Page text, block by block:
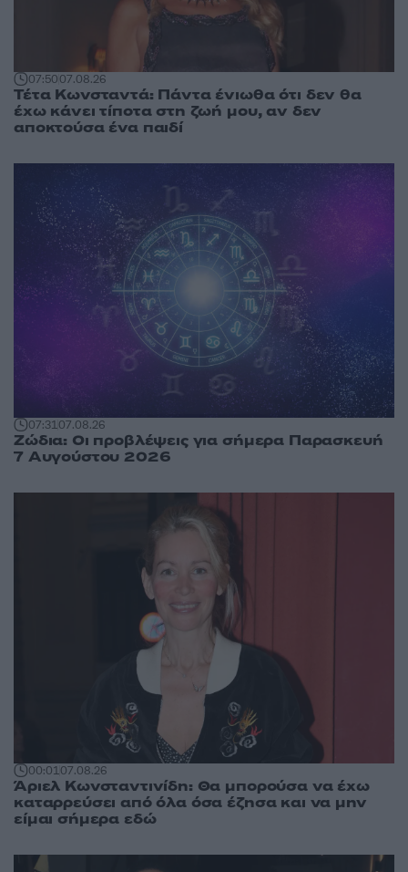
07:5007.08.26
Τέτα Κωνσταντά: Πάντα ένιωθα ότι δεν θα
έχω κάνει τίποτα στη ζωή μου, αν δεν
αποκτούσα ένα παιδί
07:3107.08.26
Ζώδια: Οι προβλέψεις για σήμερα Παρασκευή
7 Αυγούστου 2026
00:0107.08.26
Άριελ Κωνσταντινίδη: Θα μπορούσα να έχω
καταρρεύσει από όλα όσα έζησα και να μην
είμαι σήμερα εδώ